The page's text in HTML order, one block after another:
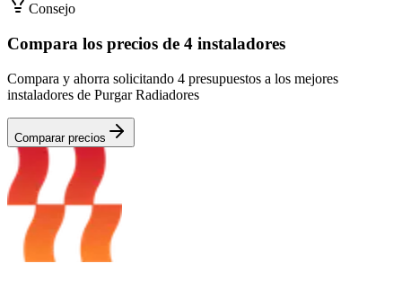
Consejo
Compara los precios de 4 instaladores
Compara y ahorra solicitando 4 presupuestos a los mejores
instaladores de Purgar Radiadores
Comparar precios